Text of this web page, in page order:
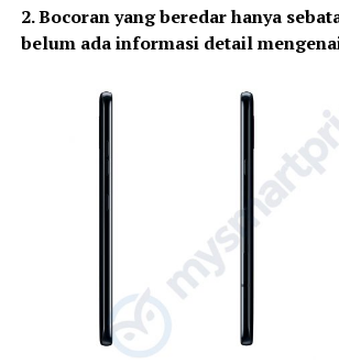
2. Bocoran yang beredar hanya
belum ada informasi detail